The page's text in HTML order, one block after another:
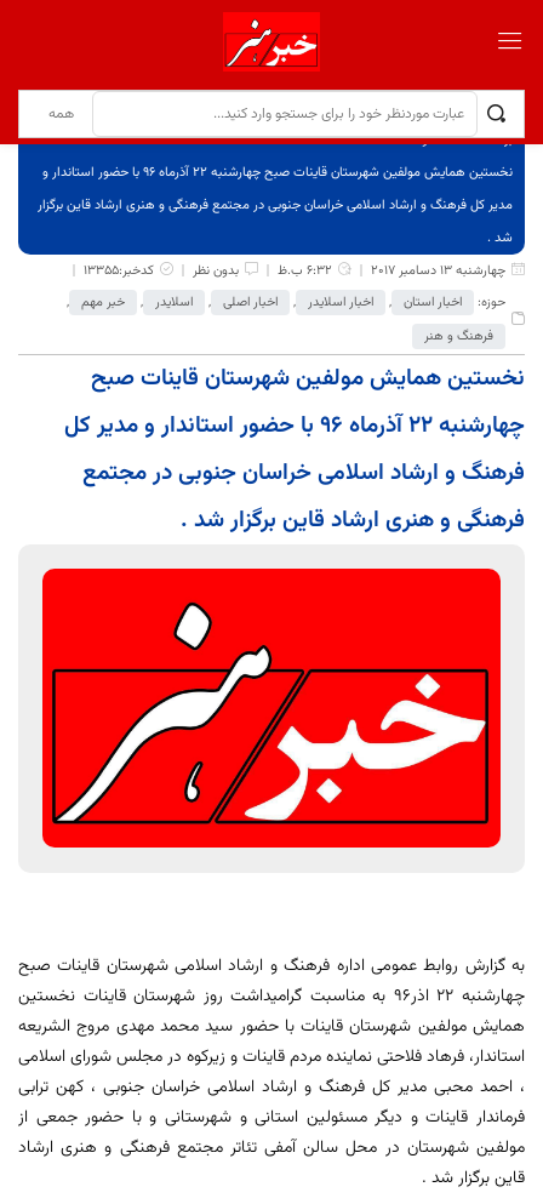
برگ نخست
نوشته‌ها
نخستین همایش مولفین شهرستان قاینات صبح چهارشنبه ٢٢ آذرماه ٩٦ با حضور استاندار و
مدیر کل فرهنگ و ارشاد اسلامی خراسان جنوبی در مجتمع فرهنگی و هنری ارشاد قاین برگزار
شد .
چهارشنبه 13 دسامبر 2017
6:32 ب.ظ بدون نظر
کدخبر:13355
حوزه:
اخبار استان , اخبار اسلایدر , اخبار اصلی , اسلایدر , خبر مهم ,
فرهنگ و هنر
نخستین همایش مولفین شهرستان قاینات صبح
چهارشنبه ٢٢ آذرماه ٩٦ با حضور استاندار و مدیر کل
فرهنگ و ارشاد اسلامی خراسان جنوبی در مجتمع
فرهنگی و هنری ارشاد قاین برگزار شد .
به گزارش روابط عمومی اداره فرهنگ و ارشاد اسلامی شهرستان قاینات صبح
چهارشنبه ٢٢ اذر٩٦ به مناسبت گرامیداشت روز شهرستان قاینات نخستین
همایش مولفین شهرستان قاینات با حضور سید محمد مهدی مروج الشریعه
استاندار، فرهاد فلاحتی نماینده مردم قاینات و زیرکوه در مجلس شورای اسلامی
، احمد محبی مدیر کل فرهنگ و ارشاد اسلامی خراسان جنوبی ، کهن ترابی
فرماندار قاینات و دیگر مسئولین استانی و شهرستانی و با حضور جمعی از
مولفین شهرستان در محل سالن آمفی تئاتر مجتمع فرهنگی و هنری ارشاد
قاین برگزار شد .